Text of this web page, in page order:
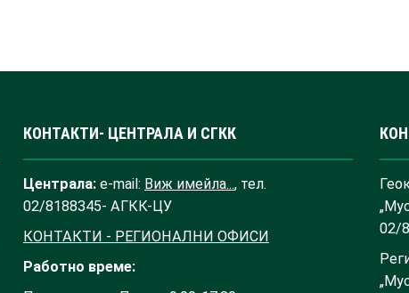
КОНТАКТИ- ЦЕНТРАЛА И СГКК
Централа: e-mail: Виж имейла..., тел.
02/8188345- АГКК-ЦУ
КОНТАКТИ - РЕГИОНАЛНИ ОФИСИ
Работно време:
02/